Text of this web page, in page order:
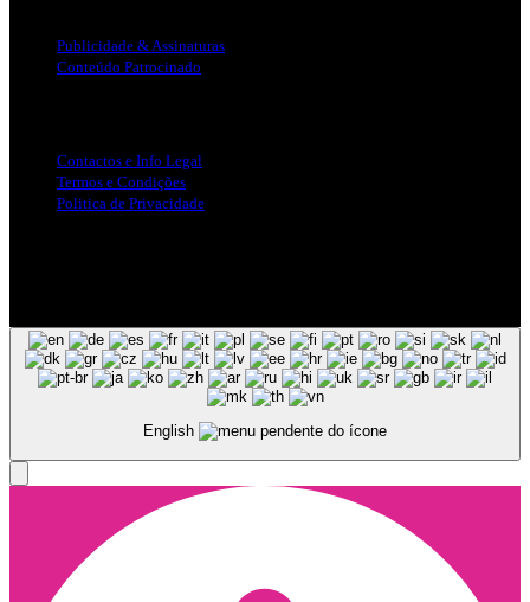
Publicidade & Assinaturas
Conteúdo Patrocinado
Contactos e Info Legal
Termos e Condições
Politica de Privacidade
English